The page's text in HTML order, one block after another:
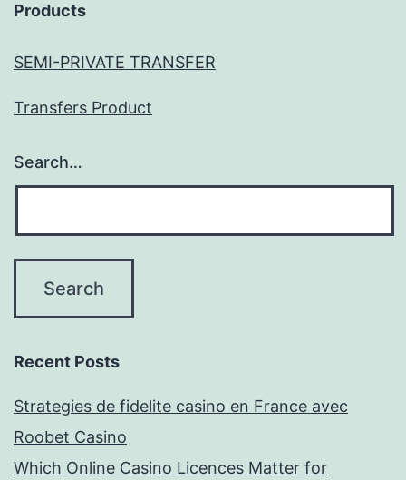
Products
SEMI-PRIVATE TRANSFER
Transfers Product
Search…
Recent Posts
Strategies de fidelite casino en France avec
Roobet Casino
Which Online Casino Licences Matter for